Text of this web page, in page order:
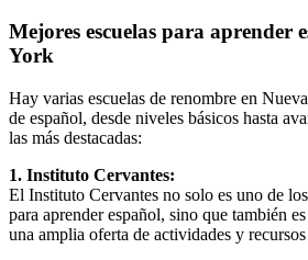
Mejores escuelas para aprender
York
Hay varias escuelas de renombre en
de español, desde niveles básicos hasta
las más destacadas:
1. Instituto Cervantes:
El Instituto Cervantes no solo es uno de
para aprender español, sino que también
una amplia oferta de actividades y